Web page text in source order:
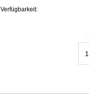
Verfügbarkeit: